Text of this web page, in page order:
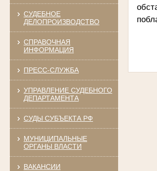
СУДЕБНОЕ
ДЕЛОПРОИЗВОДСТВО
СПРАВОЧНАЯ
ИНФОРМАЦИЯ
ПРЕСС-СЛУЖБА
УПРАВЛЕНИЕ СУДЕБНОГО
ДЕПАРТАМЕНТА
СУДЫ СУБЪЕКТА РФ
МУНИЦИПАЛЬНЫЕ
ОРГАНЫ ВЛАСТИ
ВАКАНСИИ